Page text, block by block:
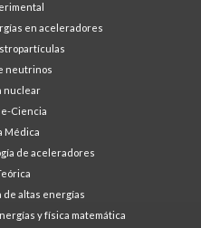
en aceleradores
neutrinos
nuclear
e-Ciencia
Médica
de aceleradores
de altas energías
y física matemática